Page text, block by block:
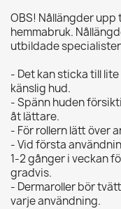
OBS! Nållängder upp
hemmabruk.
utbildade
- Det kan sticka till
känslig hud.
- Spänn huden
åt lättare.
- För rollern lätt över
- Vid första
1-2 gånger i veckan
gradvis.
- Dermaroller bör
varje användning.